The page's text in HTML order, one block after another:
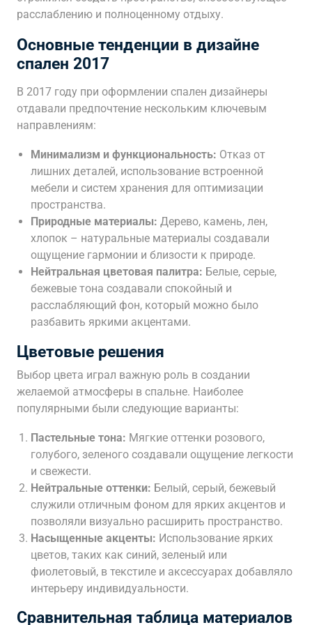
расслаблению и полноценному отдыху.
Основные тенденции в дизайне
спален 2017
В 2017 году при оформлении спален дизайнеры
отдавали предпочтение нескольким ключевым
направлениям:
Минимализм и функциональность: Отказ от
лишних деталей, использование встроенной
мебели и систем хранения для оптимизации
пространства.
Природные материалы: Дерево, камень, лен,
хлопок – натуральные материалы создавали
ощущение гармонии и близости к природе.
Нейтральная цветовая палитра: Белые, серые,
бежевые тона создавали спокойный и
расслабляющий фон, который можно было
разбавить яркими акцентами.
Цветовые решения
Выбор цвета играл важную роль в создании
желаемой атмосферы в спальне. Наиболее
популярными были следующие варианты:
Пастельные тона: Мягкие оттенки розового,
голубого, зеленого создавали ощущение легкости
и свежести.
Нейтральные оттенки: Белый, серый, бежевый
служили отличным фоном для ярких акцентов и
позволяли визуально расширить пространство.
Насыщенные акценты: Использование ярких
цветов, таких как синий, зеленый или
фиолетовый, в текстиле и аксессуарах добавляло
интерьеру индивидуальности.
Сравнительная таблица материалов